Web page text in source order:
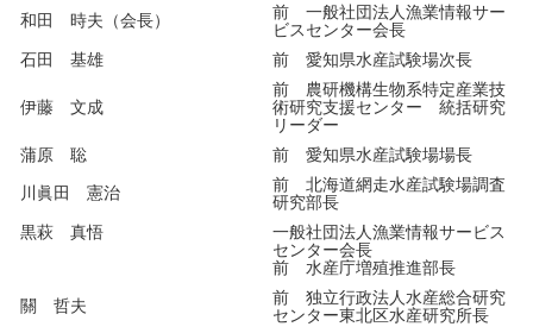
和田 時夫（会長）
前 一般社団法人漁業情報サー
ビスセンター会長
石田 基雄
前 愛知県水産試験場次長
伊藤 文成
前 農研機構生物系特定産業技
術研究支援センター 統括研究
リーダー
蒲原 聡
前 愛知県水産試験場場長
川眞田 憲治
前 北海道網走水産試験場調査
研究部長
黒萩 真悟
一般社団法人漁業情報サービス
センター会長
前 水産庁増殖推進部長
關 哲夫
前 独立行政法人水産総合研究
センター東北区水産研究所長